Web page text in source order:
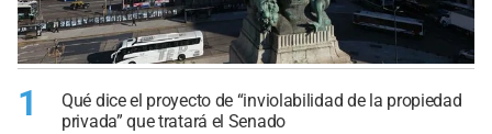
1
Qué dice el proyecto de “inviolabilidad de la propiedad
privada” que tratará el Senado